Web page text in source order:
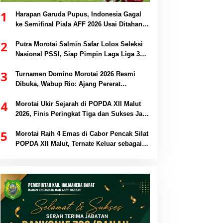
1
Harapan Garuda Pupus, Indonesia Gagal
ke Semifinal Piala AFF 2026 Usai Ditahan
2
Putra Morotai Salmin Safar Lolos Seleksi
Nasional PSSI, Siap Pimpin Laga Liga 3
3
Turnamen Domino Morotai 2026 Resmi
Dibuka, Wabup Rio: Ajang Pererat
4
Morotai Ukir Sejarah di POPDA XII Malut
2026, Finis Peringkat Tiga dan Sukses Jadi
5
Morotai Raih 4 Emas di Cabor Pencak Silat
POPDA XII Malut, Ternate Keluar sebagai